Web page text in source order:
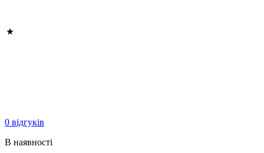
0 відгуків
В наявності